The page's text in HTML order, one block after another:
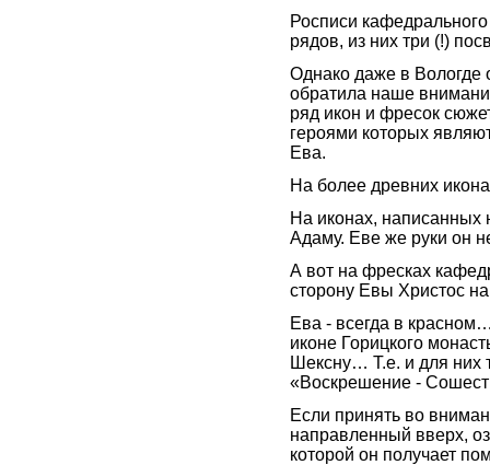
Росписи
рядов, из них три (!)
Однако даже в Вологде
обратила наше
ряд икон и фресок
героями которых
Ева.
На более древних
На иконах, написанных
Адаму. Еве же руки он
А вот на фресках
сторону Евы Христос
Ева - всегда в
иконе Горицкого
Шексну… Т.е. и для них
«Воскрешение -
Если принять во
направленный вверх,
которой он получает